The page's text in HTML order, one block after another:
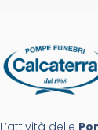
L’attività delle